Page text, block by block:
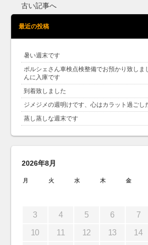
古い記事へ
最近の投稿
暑い週末です
ポルシェさん車検点検整備でお預かり致しま
んに入庫です
到着致しました
ジメジメの週明けです、心はカラット過ごし
蒸し蒸しな週末です
2026年8月
月 火 水 木 金
3 4 5 6 7
10 11 12 13 14